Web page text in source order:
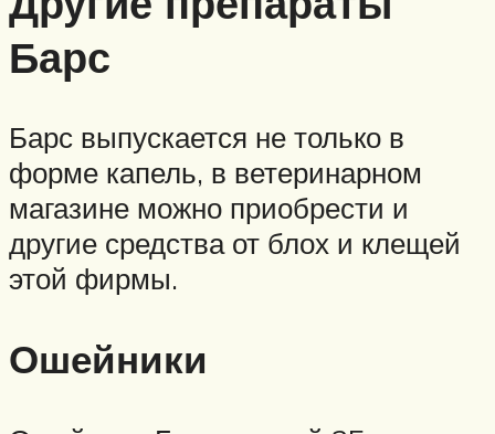
Барс
Барс выпускается не только в
форме капель, в ветеринарном
магазине можно приобрести и
другие средства от блох и клещей
этой фирмы.
Ошейники